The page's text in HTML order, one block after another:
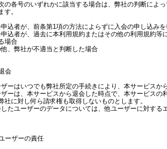
の各号のいずれかに該当する場合は、弊社の判断によ
す。
込者が、前条第1項の方法によらずに入会の申し込みを
込者が、過去に本利用規約またはその他の利用規約等
場合
、弊社が不適当と判断した場合
会
ーはいつでも弊社所定の手続きにより、本サービスか
ーは、本サービスから退会した時点で、本サービスの
社に対し何ら請求権も取得しないものとします。
たユーザーのデータについては、他ユーザーに対する
ーザーの責任